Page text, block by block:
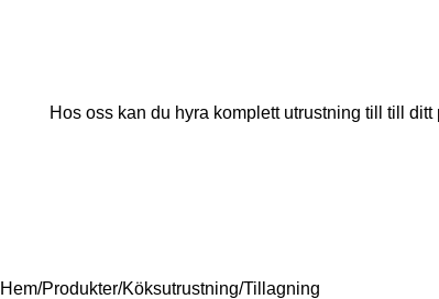
Hos oss kan du hyra komplett utrustning till till
Hem Produkter Köksutrustning Tillagning